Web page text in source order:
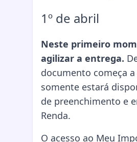
1º de abril
Neste primeiro
agilizar a entrega.
documento começa
somente estará
de preenchimento e
Renda.
O acesso ao Meu